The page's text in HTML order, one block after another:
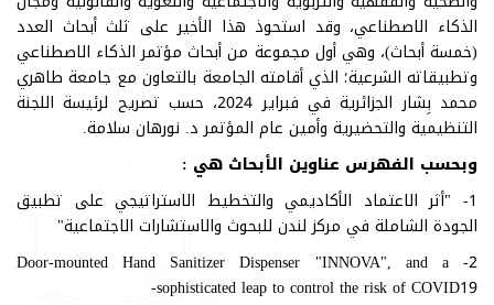
الذكاء الاصطناعي، وقد استحوذ هذا الأخير على ثلث أبحاث العدد
(خمسة أبحاث)، وهي أول مجموعة من أبحاث مؤتمر الذكاء الاصطناعي
وتطبيقاته الشرعية؛ الذي أقامته الجامعة بالتعاون مع جامعة طاهري
محمد بِشار الجزائرية في فبراير 2024، حسب تصريح لرئيسة اللجنة
التنظيمية والتحضيرية وأمين عام المؤتمر د. نورهان سلامة.
وبحسب الفهرس عناوين الأبحاث هي :
1- "أثر الاعتماد الأكاديمي والتخطيط الاستراتيجي على تطبيق
الجودة الشاملة في مركز لندن للبحوث والاستشارات الاجتماعية"
2- Door-mounted Hand Sanitizer Dispenser "INNOVA", and a
sophisticated leap to control the risk of COVID19-